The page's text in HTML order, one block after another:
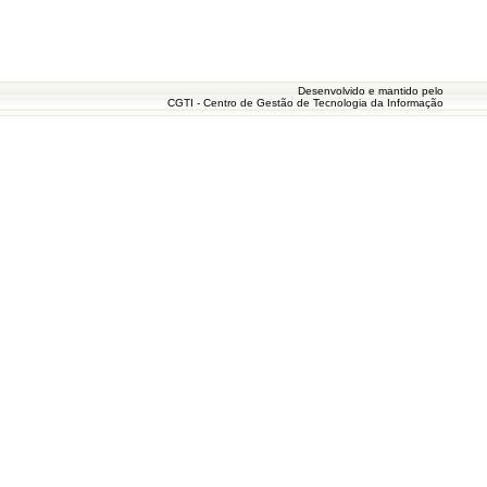
Desenvolvido e mantido pelo
CGTI - Centro de Gestão de Tecnologia da Informação